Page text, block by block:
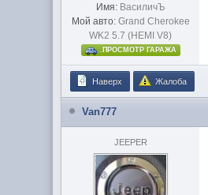
Имя: ВасиличЪ
Мой авто: Grand Cherokee
WK2 5.7 (HEMI V8)
.ПРОСМОТР ГАРАЖА
Наверх Жалоба
Van777
JEEPER